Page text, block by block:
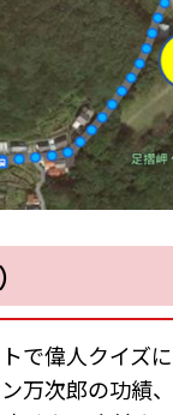
で偉人クイズ
万次郎の功績